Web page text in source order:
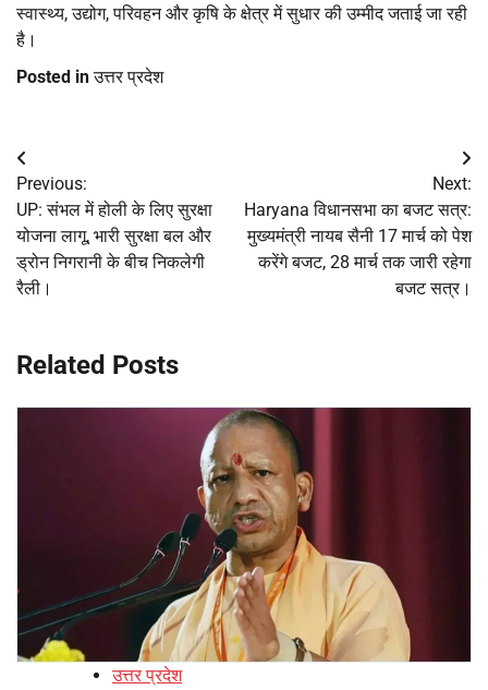
स्वास्थ्य, उद्योग, परिवहन और कृषि के क्षेत्र में सुधार की उम्मीद जताई जा रही
है।
Posted inउत्तर प्रदेश
Post
navigation
Previous:
UP: संभल में होली के लिए सुरक्षा
योजना लागू, भारी सुरक्षा बल और
ड्रोन निगरानी के बीच निकलेगी
रैली।
Next:
Haryana विधानसभा का बजट सत्र:
मुख्यमंत्री नायब सैनी 17 मार्च को पेश
करेंगे बजट, 28 मार्च तक जारी रहेगा
बजट सत्र।
Related Posts
उत्तर प्रदेश